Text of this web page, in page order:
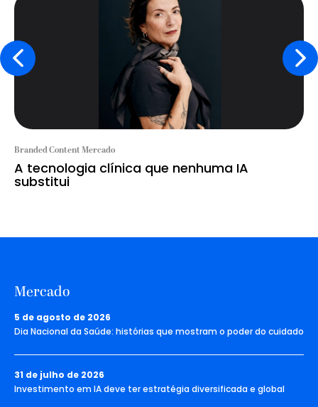
Branded Content Mercado
A tecnologia clínica que nenhuma IA
substitui
Mercado
5 de agosto de 2026
Dia Nacional da Saúde: histórias que mostram o poder do cuidado
31 de julho de 2026
Investimento em IA deve ter estratégia diversificada e global